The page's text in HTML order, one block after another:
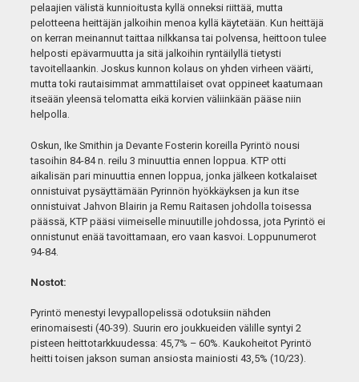
pelaajien välistä kunnioitusta kyllä onneksi riittää, mutta
pelotteena heittäjän jalkoihin menoa kyllä käytetään. Kun heittäjä
on kerran meinannut taittaa nilkkansa tai polvensa, heittoon tulee
helposti epävarmuutta ja sitä jalkoihin ryntäilyllä tietysti
tavoitellaankin. Joskus kunnon kolaus on yhden virheen väärti,
mutta toki rautaisimmat ammattilaiset ovat oppineet kaatumaan
itseään yleensä telomatta eikä korvien väliinkään pääse niin
helpolla.
Oskun, Ike Smithin ja Devante Fosterin koreilla Pyrintö nousi
tasoihin 84-84 n. reilu 3 minuuttia ennen loppua. KTP otti
aikalisän pari minuuttia ennen loppua, jonka jälkeen kotkalaiset
onnistuivat pysäyttämään Pyrinnön hyökkäyksen ja kun itse
onnistuivat Jahvon Blairin ja Remu Raitasen johdolla toisessa
päässä, KTP pääsi viimeiselle minuutille johdossa, jota Pyrintö ei
onnistunut enää tavoittamaan, ero vaan kasvoi. Loppunumerot
94-84.
Nostot:
Pyrintö menestyi levypallopelissä odotuksiin nähden
erinomaisesti (40-39). Suurin ero joukkueiden välille syntyi 2
pisteen heittotarkkuudessa: 45,7% – 60%. Kaukoheitot Pyrintö
heitti toisen jakson suman ansiosta mainiosti 43,5% (10/23).